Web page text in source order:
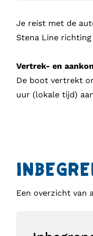
Je reist met de
Stena Line
Vertrek- en
De boot vertrekt
uur (lokale tijd)
Een overzicht van